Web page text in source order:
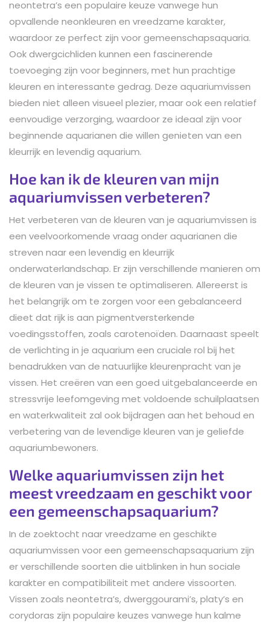
neontetra’s een populaire keuze vanwege hun
opvallende neonkleuren en vreedzame karakter,
waardoor ze perfect zijn voor gemeenschapsaquaria.
Ook dwergcichliden kunnen een fascinerende
toevoeging zijn voor beginners, met hun prachtige
kleuren en interessante gedrag. Deze aquariumvissen
bieden niet alleen visueel plezier, maar ook een relatief
eenvoudige verzorging, waardoor ze ideaal zijn voor
beginnende aquarianen die willen genieten van een
kleurrijk en levendig aquarium.
Hoe kan ik de kleuren van mijn
aquariumvissen verbeteren?
Het verbeteren van de kleuren van je aquariumvissen is
een veelvoorkomende vraag onder aquarianen die
streven naar een levendig en kleurrijk
onderwaterlandschap. Er zijn verschillende manieren om
de kleuren van je vissen te optimaliseren. Allereerst is
het belangrijk om te zorgen voor een gebalanceerd
dieet dat rijk is aan pigmentversterkende
voedingsstoffen, zoals carotenoïden. Daarnaast speelt
de verlichting in je aquarium een cruciale rol bij het
benadrukken van de natuurlijke kleurenpracht van je
vissen. Het creëren van een goed uitgebalanceerde en
stressvrije leefomgeving met voldoende schuilplaatsen
en waterkwaliteit zal ook bijdragen aan het behoud en
verbetering van de levendige kleuren van je geliefde
aquariumbewoners.
Welke aquariumvissen zijn het
meest vreedzaam en geschikt voor
een gemeenschapsaquarium?
In de zoektocht naar vreedzame en geschikte
aquariumvissen voor een gemeenschapsaquarium zijn
er verschillende soorten die uitblinken in hun sociale
karakter en compatibiliteit met andere vissoorten.
Vissen zoals neontetra’s, dwerggourami’s, platy’s en
corydoras zijn populaire keuzes vanwege hun kalme